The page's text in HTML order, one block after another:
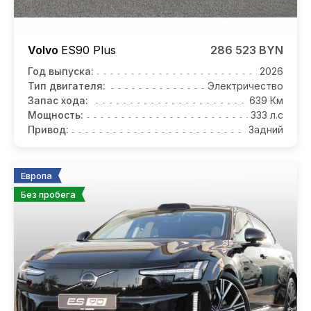
Volvo ES90 Plus 286 523 BYN
Год выпуска:
2026
Тип двигателя:
Электричество
Запас хода:
639 Км
Мощность:
333 л.с
Привод:
Задний
Европа
Без пробега